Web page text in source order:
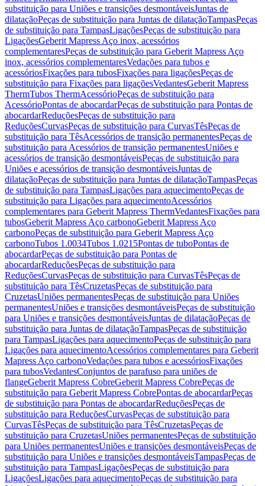
substituição para Uniões e transições desmontáveisJuntas de
dilataçãoPeças de substituição para Juntas de dilataçãoTampasPeças
de substituição para TampasLigaçõesPeças de substituição para
LigaçõesGeberit Mapress Aço inox, acessórios
complementaresPeças de substituição para Geberit Mapress Aço
inox, acessórios complementaresVedações para tubos e
acessóriosFixações para tubosFixações para ligaçõesPeças de
substituição para Fixações para ligaçõesVedantesGeberit Mapress
ThermTubos ThermAcessórioPeças de substituição para
AcessórioPontas de abocardarPeças de substituição para Pontas de
abocardarReduçõesPeças de substituição para
ReduçõesCurvasPeças de substituição para CurvasTêsPeças de
substituição para TêsAcessórios de transição permanentesPeças de
substituição para Acessórios de transição permanentesUniões e
acessórios de transição desmontáveisPeças de substituição para
Uniões e acessórios de transição desmontáveisJuntas de
dilataçãoPeças de substituição para Juntas de dilataçãoTampasPeças
de substituição para TampasLigações para aquecimentoPeças de
substituição para Ligações para aquecimentoAcessórios
complementares para Geberit Mapress ThermVedantesFixações para
tubosGeberit Mapress Aço carbonoGeberit Mapress Aço
carbonoPeças de substituição para Geberit Mapress Aço
carbonoTubos 1.0034Tubos 1.0215Pontas de tuboPontas de
abocardarPeças de substituição para Pontas de
abocardarReduçõesPeças de substituição para
ReduçõesCurvasPeças de substituição para CurvasTêsPeças de
substituição para TêsCruzetasPeças de substituição para
CruzetasUniões permanentesPeças de substituição para Uniões
permanentesUniões e transições desmontáveisPeças de substituição
para Uniões e transições desmontáveisJuntas de dilataçãoPeças de
substituição para Juntas de dilataçãoTampasPeças de substituição
para TampasLigações para aquecimentoPeças de substituição para
Ligações para aquecimentoAcessórios complementares para Geberit
Mapress Aço carbonoVedações para tubos e acessóriosFixações
para tubosVedantesConjuntos de parafuso para uniões de
flangeGeberit Mapress CobreGeberit Mapress CobrePeças de
substituição para Geberit Mapress CobrePontas de abocardarPeças
de substituição para Pontas de abocardarReduçõesPeças de
substituição para ReduçõesCurvasPeças de substituição para
CurvasTêsPeças de substituição para TêsCruzetasPeças de
substituição para CruzetasUniões permanentesPeças de substituição
para Uniões permanentesUniões e transições desmontáveisPeças de
substituição para Uniões e transições desmontáveisTampasPeças de
substituição para TampasLigaçõesPeças de substituição para
LigaçõesLigações para aquecimentoPeças de substituição para